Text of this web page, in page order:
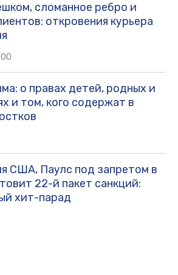
сломанное ребро и
откровения курьера
о правах детей, родных и
и том, кого содержат в
США, Паулс под запретом в
22-й пакет санкций:
хит-парад